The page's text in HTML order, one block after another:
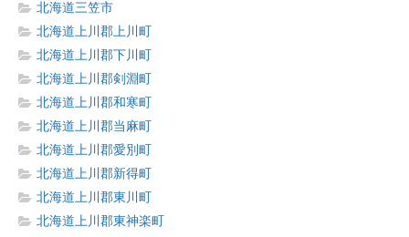
北海道三笠市
北海道上川郡上川町
北海道上川郡下川町
北海道上川郡剣淵町
北海道上川郡和寒町
北海道上川郡当麻町
北海道上川郡愛別町
北海道上川郡新得町
北海道上川郡東川町
北海道上川郡東神楽町